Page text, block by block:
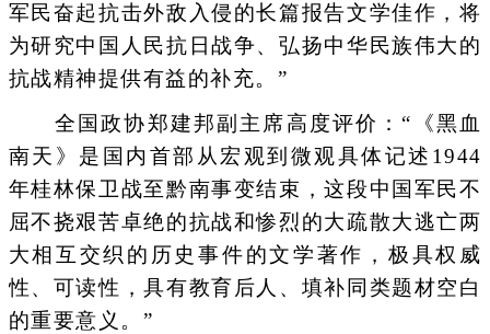
军民奋起抗击外敌入侵的长篇报告文学佳作，将
为研究中国人民抗日战争、弘扬中华民族伟大的
抗战精神提供有益的补充。”
全国政协郑建邦副主席高度评价：“《黑血
南天》是国内首部从宏观到微观具体记述1944
年桂林保卫战至黔南事变结束，这段中国军民不
屈不挠艰苦卓绝的抗战和惨烈的大疏散大逃亡两
大相互交织的历史事件的文学著作，极具权威
性、可读性，具有教育后人、填补同类题材空白
的重要意义。”